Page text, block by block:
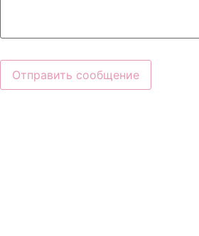
Отправить сообщение